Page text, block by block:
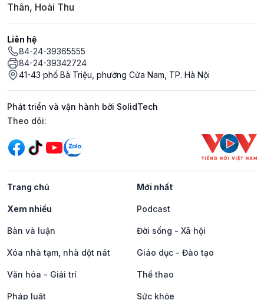
Thân, Hoài Thu
Liên hệ
84-24-39365555
84-24-39342724
41-43 phố Bà Triệu, phường Cửa Nam, TP. Hà Nội
Phát triển và vận hành bởi SolidTech
Mạng xã hội
Theo dõi:
Trang chủ Mới nhất
Xem nhiều Podcast
Bàn và luận Đời sống - Xã hội
Xóa nhà tạm, nhà dột nát Giáo dục - Đào tạo
Văn hóa - Giải trí Thể thao
Pháp luật Sức khỏe